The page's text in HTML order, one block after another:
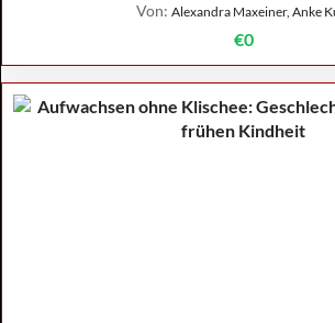
Von: Alexandra Maxeiner, Anke
€0